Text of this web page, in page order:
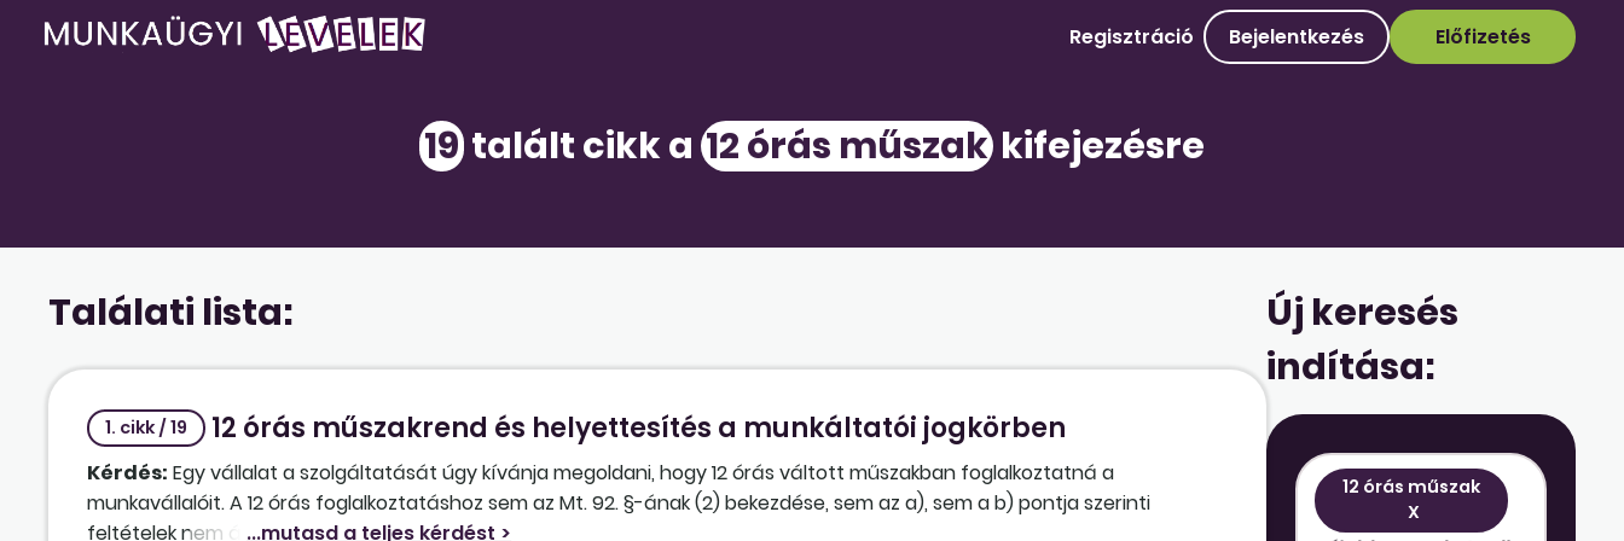
Regisztráció Bejelentkezés Előfizetés
19 talált cikk a 12 órás műszak kifejezésre
Találati lista:
1. cikk / 19 12 órás műszakrend és helyettesítés a munkáltatói jogkörben
Kérdés: Egy vállalat a szolgáltatását úgy kívánja megoldani, hogy 12 órás váltott műszakban foglalkoztatná a
munkavállalóit. A 12 órás foglalkoztatáshoz sem az Mt. 92. §-ának (2) bekezdése, sem az a), sem a b) pontja szerinti
feltételek nem állnak fenn. Van-e más megoldás a 12 órás napi foglalkoztatáshoz? A munkaviszony létesítésével
Új keresés
indítása:
12 órás műszak
X